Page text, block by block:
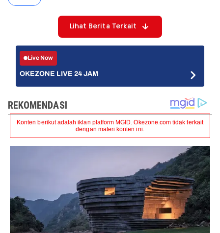
Lihat Berita Terkait
Live Now
OKEZONE LIVE 24 JAM